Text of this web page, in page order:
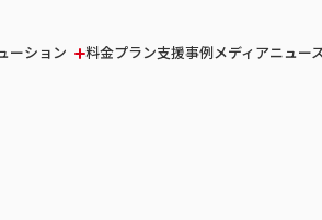
ーション 料金プラン支援事例メディアニュー